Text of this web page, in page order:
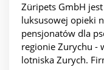
Züripets GmbH
luksusowej opieki
pensjonatów dla
regionie Zurychu -
lotniska Zurych.